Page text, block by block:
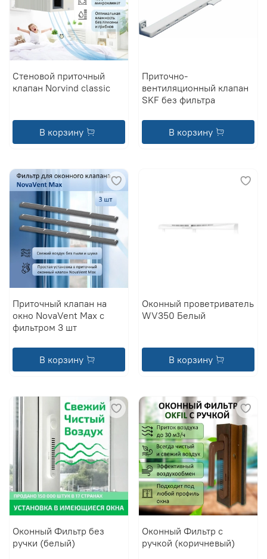
Стеновой приточный
клапан Norvind classic
В корзину
Приточно-
вентиляционный клапан
SKF без фильтра
В корзину
Приточный клапан на
окно NovaVent Max с
фильтром 3 шт
В корзину
Оконный проветриватель
WV350 Белый
В корзину
Оконный Фильтр без
ручки (белый)
Оконный Фильтр с
ручкой (коричневый)